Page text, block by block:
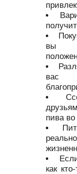
вы
вас
пива во
как